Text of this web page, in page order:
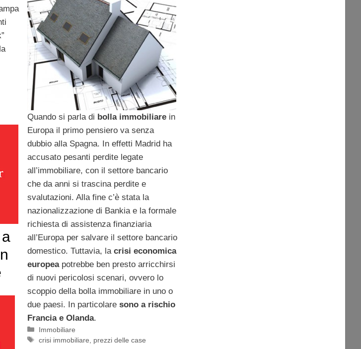
Quando si parla di bolla immobiliare in
Europa il primo pensiero va senza
dubbio alla Spagna. In effetti Madrid ha
accusato pesanti perdite legate
all’immobiliare, con il settore bancario
che da anni si trascina perdite e
svalutazioni. Alla fine c’è stata la
nazionalizzazione di Bankia e la formale
richiesta di assistenza finanziaria
all’Europa per salvare il settore bancario
domestico. Tuttavia, la crisi economica
europea potrebbe ben presto arricchirsi
di nuovi pericolosi scenari, ovvero lo
scoppio della bolla immobiliare in uno o
due paesi. In particolare sono a rischio
Francia e Olanda.
Categorie
Immobiliare
Tag
crisi immobiliare prezzi delle case